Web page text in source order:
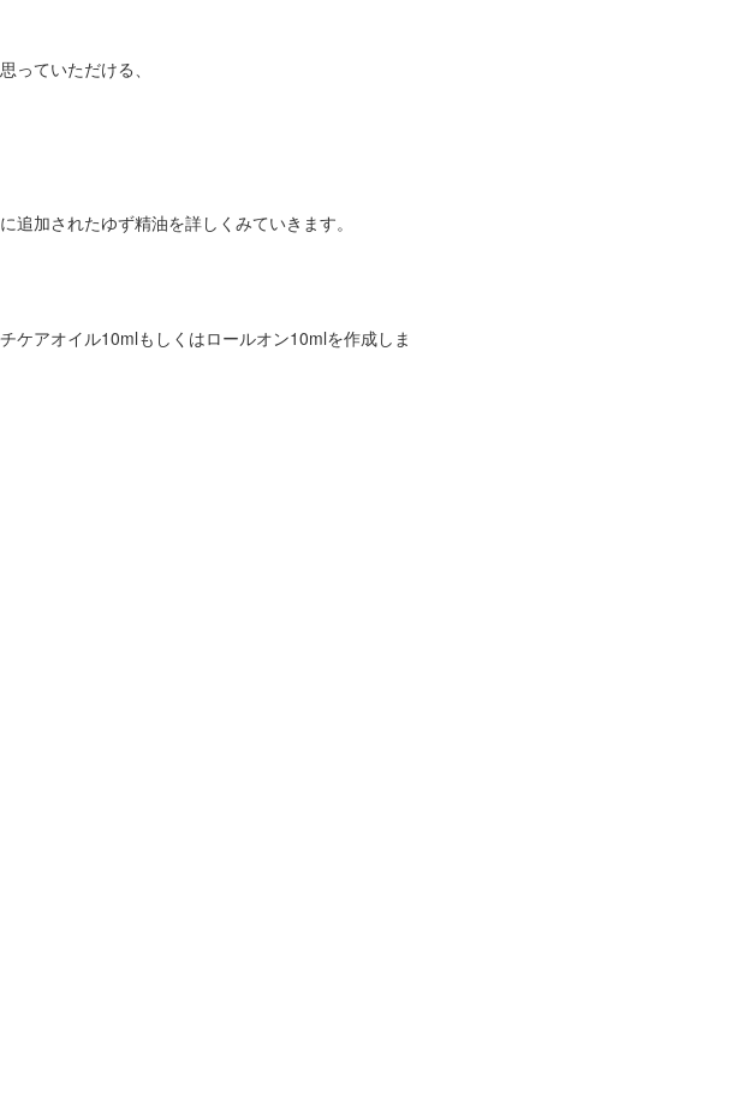
っていただける、
加されたゆず精油を詳しくみていきます。
ケアオイル10mlもしくはロールオン10mlを作成しま